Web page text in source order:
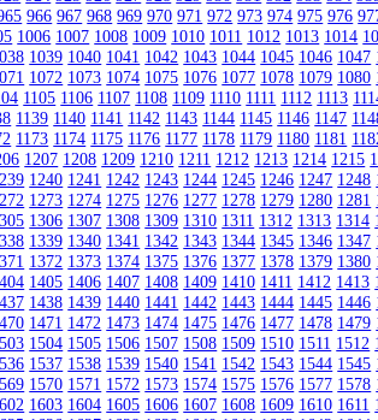
966 967 968 969 970 971 972 973 974 975 976
1006 1007 1008 1009 1010 1011 1012 1013 1014
1039 1040 1041 1042 1043 1044 1045 1046 1047
1072 1073 1074 1075 1076 1077 1078 1079 1080
1105 1106 1107 1108 1109 1110 1111 1112 1113
1139 1140 1141 1142 1143 1144 1145 1146 1147
1173 1174 1175 1176 1177 1178 1179 1180 1181
1207 1208 1209 1210 1211 1212 1213 1214 1215
1240 1241 1242 1243 1244 1245 1246 1247 1248
1273 1274 1275 1276 1277 1278 1279 1280 1281
1306 1307 1308 1309 1310 1311 1312 1313 1314
1339 1340 1341 1342 1343 1344 1345 1346 1347
1372 1373 1374 1375 1376 1377 1378 1379 1380
1405 1406 1407 1408 1409 1410 1411 1412 1413
1438 1439 1440 1441 1442 1443 1444 1445 1446
1471 1472 1473 1474 1475 1476 1477 1478 1479
1504 1505 1506 1507 1508 1509 1510 1511 1512
1537 1538 1539 1540 1541 1542 1543 1544 1545
1570 1571 1572 1573 1574 1575 1576 1577 1578
1603 1604 1605 1606 1607 1608 1609 1610 1611